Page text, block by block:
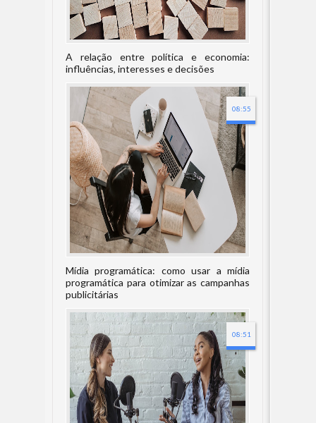
A relação entre política e economia:
influências, interesses e decisões
Mídia programática: como usar a mídia
programática para otimizar as campanhas
publicitárias
08:55
08:51